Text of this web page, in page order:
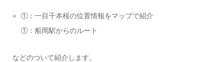
①：一目千本桜の位置情報をマップで紹介
①：船岡駅からのルート
などのついて紹介します。